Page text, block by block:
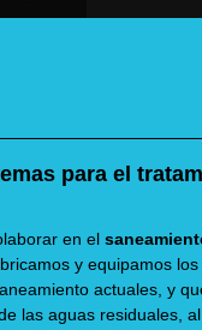
para el
en el
y equipamos
actuales, y
las aguas residuales,